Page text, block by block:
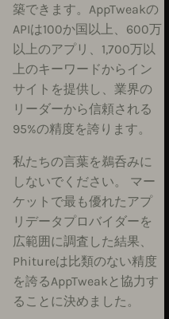
築できます。AppTweakの
APIは100か国以上、600万
以上のアプリ、1,700万以
上のキーワードからイン
サイトを提供し、業界の
リーダーから信頼される
95%の精度を誇ります。
私たちの言葉を鵜呑みに
しないでください。 マー
ケットで最も優れたアプ
リデータプロバイダーを
広範囲に調査した結果、
Phitureは比類のない精度
を誇るAppTweakと協力す
ることに決めました。